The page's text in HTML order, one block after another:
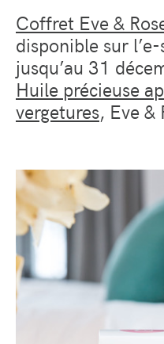
Coffret Eve &
disponible sur
jusqu’au 31
Huile précieuse
vergetures, Eve